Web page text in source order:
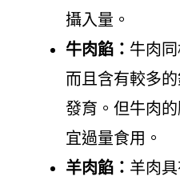
攝入量。
牛肉餡： 牛肉
而且含有較多
發育。但牛肉
宜過量食用。
羊肉餡： 羊肉